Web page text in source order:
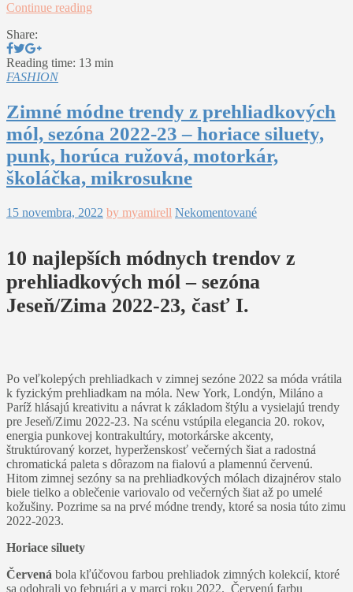
Continue reading
Share:
Reading time: 13 min
FASHION
Zimné módne trendy z prehliadkových
mól, sezóna 2022-23 – horiace siluety,
punk, horúca ružová, motorkár,
školáčka, mikrosukne
15 novembra, 2022 by myamirell Nekomentované
10 najlepších módnych trendov z
prehliadkových mól – sezóna
Jeseň/Zima 2022-23, časť I.
Po veľkolepých prehliadkach v zimnej sezóne 2022 sa móda vrátila
k fyzickým prehliadkam na móla. New York, Londýn, Miláno a
Paríž hlásajú kreativitu a návrat k základom štýlu a vysielajú trendy
pre Jeseň/Zimu 2022-23. Na scénu vstúpila elegancia 20. rokov,
energia punkovej kontrakultúry, motorkárske akcenty,
štruktúrovaný korzet, hyperženskosť večerných šiat a radostná
chromatická paleta s dôrazom na fialovú a plamennú červenú.
Hitom zimnej sezóny sa na prehliadkových mólach dizajnérov stalo
biele tielko a oblečenie variovalo od večerných šiat až po umelé
kožušiny. Pozrime sa na prvé módne trendy, ktoré sa nosia túto zimu
2022-2023.
Horiace siluety
Červená bola kľúčovou farbou prehliadok zimných kolekcií, ktoré
sa odohrali vo februári a v marci roku 2022. Červenú farbu